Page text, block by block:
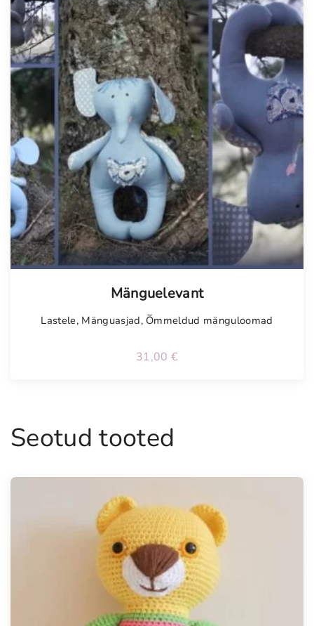
Mänguelevant
Lastele, Mänguasjad, Õmmeldud mänguloomad
31,00 €
Seotud tooted